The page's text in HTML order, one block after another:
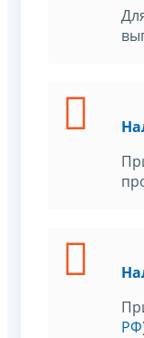
РФ